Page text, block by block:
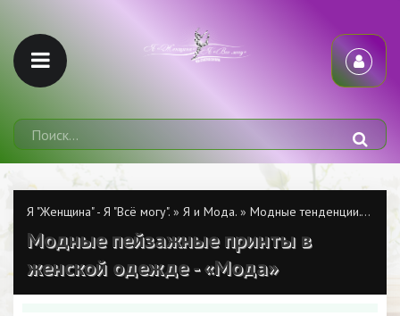
Я "Женщина" - Я "Всё могу". » Я и Мода. » Модные тенденции.»
Модные пейзажные принты в
женской одежде - «Мода»